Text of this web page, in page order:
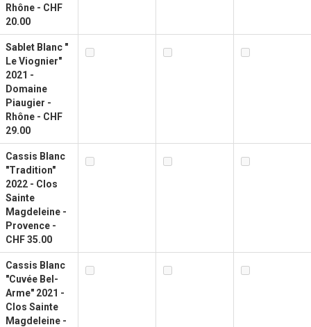
Rhône - CHF
20.00
Sablet Blanc "
Le Viognier"
2021 -
Domaine
Piaugier -
Rhône - CHF
29.00
Cassis Blanc
"Tradition"
2022 - Clos
Sainte
Magdeleine -
Provence -
CHF 35.00
Cassis Blanc
"Cuvée Bel-
Arme" 2021 -
Clos Sainte
Magdeleine -